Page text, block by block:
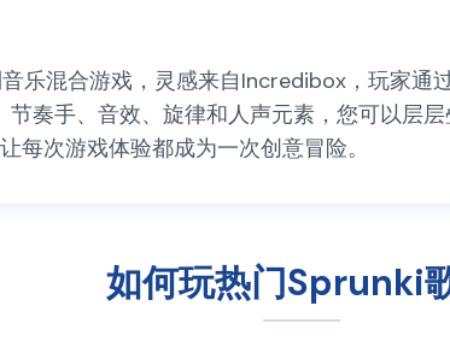
乐混合游戏，灵感来自Incredibox，玩家通
奏手、音效、旋律和人声元素，您可以层
每次游戏体验都成为一次创意冒险。
如何玩热门Sprunki